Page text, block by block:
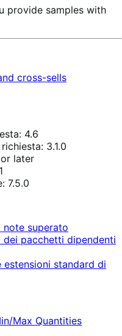
provide samples with
cross-sells
4.6
3.1.0
later
7.5.0
superato
pacchetti dipendenti
standard di
Max Quantities